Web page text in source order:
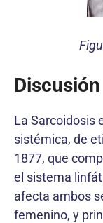
Discusión
La Sarcoidosis
sistémica, de
1877, que
el sistema
afecta ambos
femenino, y